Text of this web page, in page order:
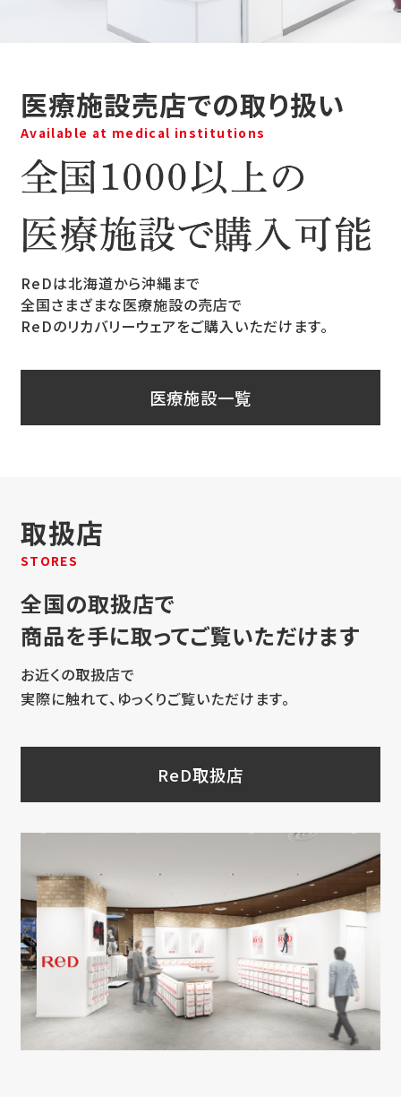
医療施設売店での取り扱い
Available at medical institutions
ReDは北海道から沖縄まで
全国さまざまな医療施設の売店で
ReDのリカバリーウェアをご購入いただけます。
医療施設一覧
取扱店
STORES
全国の取扱店で
商品を手に取ってご覧いただけます
お近くの取扱店で
実際に触れて、ゆっくりご覧いただけます。
ReD取扱店